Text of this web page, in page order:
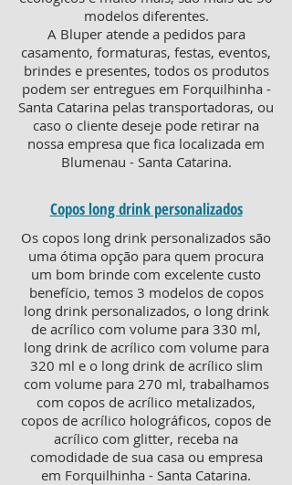
modelos diferentes.
A Bluper atende a pedidos para
casamento, formaturas, festas, eventos,
brindes e presentes, todos os produtos
podem ser entregues em Forquilhinha -
Santa Catarina pelas transportadoras, ou
caso o cliente deseje pode retirar na
nossa empresa que fica localizada em
Blumenau - Santa Catarina.
Copos long drink personalizados
Os copos long drink personalizados são
uma ótima opção para quem procura
um bom brinde com excelente custo
benefício, temos 3 modelos de copos
long drink personalizados, o long drink
de acrílico com volume para 330 ml,
long drink de acrílico com volume para
320 ml e o long drink de acrílico slim
com volume para 270 ml, trabalhamos
com copos de acrílico metalizados,
copos de acrílico holográficos, copos de
acrílico com glitter, receba na
comodidade de sua casa ou empresa
em Forquilhinha - Santa Catarina.